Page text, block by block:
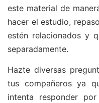
este material de
hacer el estudio,
estén relacionados y
separadamente.
Hazte diversas
tus compañeros ya
intenta responder